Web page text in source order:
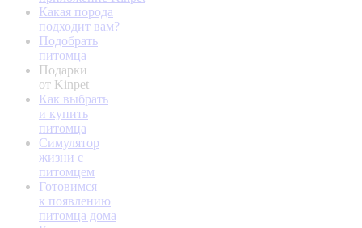
Какая порода
подходит вам?
Подобрать
питомца
Подарки
от Kinpet
Как выбрать
и купить
питомца
Симулятор
жизни с
питомцем
Готовимся
к появлению
питомца дома